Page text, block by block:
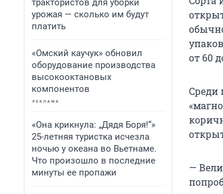
трактористов для уборки
урожая — сколько им будут
платить
«Омский каучук» обновил
оборудование производства
высокооктановых
компонентов
«Она крикнула: „Дядя Боря!“»
25-летняя туристка исчезла
ночью у океана во Вьетнаме.
Что произошло в последние
минуты ее пропажи
от 60
Среди
—